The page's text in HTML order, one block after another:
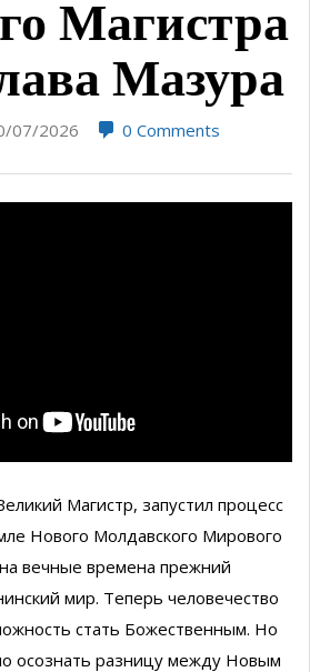
Магистра
Мазура
07/2026 0 Comments
Магистр, запустил процесс
Нового Молдавского Мирового
вечные времена прежний
мир. Теперь человечество
стать Божественным. Но
осознать разницу между Новым